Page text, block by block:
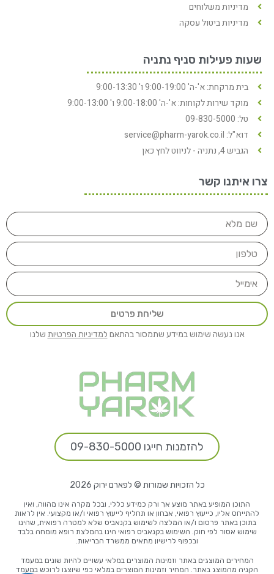
מדיניות משלוחים
מדיניות ביטול עסקה
שעות פעילות סניף נתניה
בית מרקחת: א'-ה' 9:00-19:00 ו' 9:00-13:30
מוקד שירות לקוחות: א'-ה' 9:00-18:00 ו' 9:00-13:00
טל: 09-830-5000
דוא"ל: service@pharm-yarok.co.il
הגביש 4, נתניה - לניווט לחץ כאן
צרו איתנו קשר
שליחת פרטים
אנו נעשה שימוש במידע שתמסור בהתאם למדיניות הפרטיות שלנו
להזמנות חייגו 09-830-5000
כל הזכויות שמורות © לפארם ירוק 2026
התוכן המופיע באתר מוצע אך ורק כמידע כללי, ובכל מקרה אינו מהווה, ואין
להתייחס אליו, כייעוץ רפואי, אבחון או תחליף לייעוץ רפואי ו/או מקצועי. אין לראות
בתוכן באתר פרסום ו/או המלצה לשימוש בקנאביס שלא למטרה רפואית, שהינו
שימוש אסור לפי חוק. השימוש בקנאביס רפואי הינו בהמלצת רופא מומחה בלבד
ובכפוף לרישיון מתאים ממשרד הבריאות.
המחירים המוצגים באתר וזמינות המוצרים במלאי עשויים להיות שונים במעמד
הקניה מהמוצג באתר. המחיר וזמינות המוצרים במלאי כפי שיוצגו לרוכש במעמד